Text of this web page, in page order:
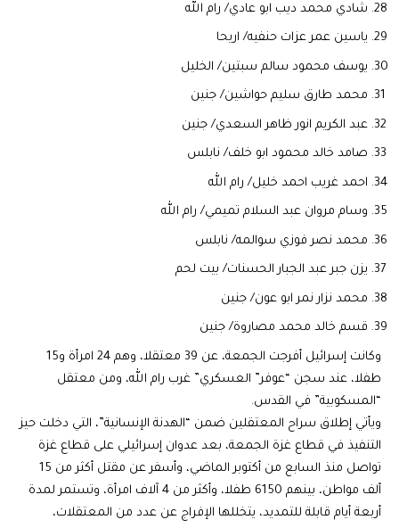
شادي محمد ديب ابو عادي/ رام الله
ياسين عمر عزات حنفيه/ اريحا
يوسف محمود سالم سبتين/ الخليل
محمد طارق سليم حواشين/ جنين
عبد الكريم انور ظاهر السعدي/ جنين
صامد خالد محمود ابو خلف/ نابلس
احمد غريب احمد خليل/ رام الله
وسام مروان عبد السلام تميمي/ رام الله
محمد نصر فوزي سوالمه/ نابلس
يزن جبر عبد الجبار الحسنات/ بيت لحم
محمد نزار نمر ابو عون/ جنين
قسم خالد محمد مصاروة/ جنين
وكانت إسرائيل أفرجت الجمعة، عن 39 معتقلا، وهم 24 امرأة و15
طفلا، عند سجن “عوفر” العسكري” غرب رام الله، ومن معتقل
“المسكوبية” في القدس.
ويأتي إطلاق سراح المعتقلين ضمن “الهدنة الإنسانية”، التي دخلت حيز
التنفيذ في قطاع غزة الجمعة، بعد عدوان إسرائيلي على قطاع غزة
تواصل منذ السابع من أكتوبر الماضي، وأسفر عن مقتل أكثر من 15
ألف مواطن، بينهم 6150 طفلا، وأكثر من 4 آلاف امرأة، وتستمر لمدة
أربعة أيام قابلة للتمديد، يتخللها الإفراج عن عدد من المعتقلات،